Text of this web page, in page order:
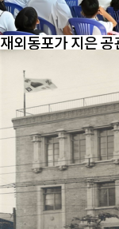
재외동포가 지은